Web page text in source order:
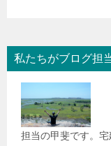
私たちがブログ担
担当の甲斐です。